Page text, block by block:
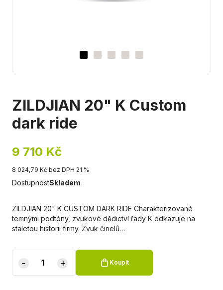
ZILDJIAN 20" K Custom
dark ride
9 710 Kč
8 024,79 Kč bez DPH 21 %
DostupnostSkladem
ZILDJIAN 20" K CUSTOM DARK RIDE Charakterizované
temnými podtóny, zvukové dědictví řady K odkazuje na
staletou historii firmy. Zvuk činelů…
- + Koupit